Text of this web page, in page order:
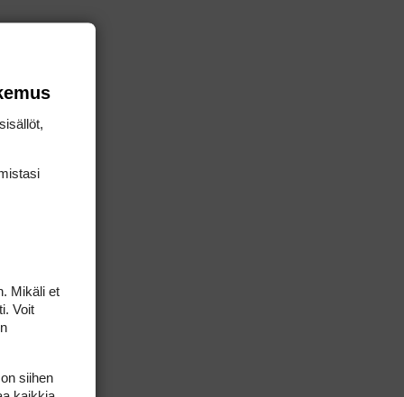
Mikäli et
Voit
siihen